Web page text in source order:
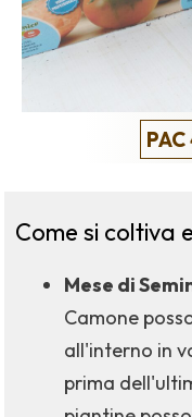
Come si coltiva
Mese di
Camone
all'interno in
prima